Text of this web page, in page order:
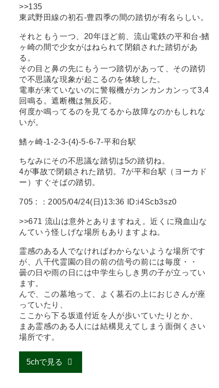
>>135
東武野田線の初石-豊四季の間の踏切が有名らしい。
それともう一つ、20年ほど前、流山電鉄の平和台-鰭
ヶ崎の間で少女がはねられて閉鎖された踏切があ
る。
その目と鼻の先にもう一つ踏切があって、その踏切
で不思議な現象が起こるのを体験した。
電車が来ていないのに警報機がカンカンカンって3,4
回鳴る。遮断機は無反応。
何度か鳴ってるのを見てるから故障なのかもしれな
いが。
鰭ヶ崎-1-2-3-(4)-5-6-7-平和台駅
ちなみにその不思議な踏切は5の踏切ね。
4が事故で閉鎖された踏切。7が平和台駅（ヨーカド
ー）すぐそばの踏切。
705 : ：2005/04/24(日)13:36 ID:i4Scb3sz0
>>671 流山は意外とありますねえ。近くに飛血山な
んていう怪しげな場所もありますよね。
霊感のある人でなければわからないような場所です
が、八千代霊園の目の前の信号の前には毎度・・
曇の日や雨の日には中学生らしき男の子が立ってい
ます。
んで、この墓地って、よく墓石の上におじさんが座
っていたり、
ここから下る坂道付近を人が歩いていたりとか、
まあ霊感のある人には結構見えてしまう面倒くさい
場所です。
5chで見る